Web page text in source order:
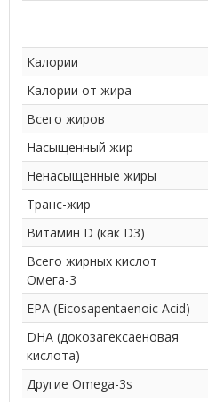
Калории
Калории от жира
Всего жиров
Насыщенный жир
Ненасыщенные жиры
Транс-жир
Витамин D (как D3)
Всего жирных кислот
Омега-3
EPA (Eicosapentaenoic Acid)
DHA (докозагексаеновая
кислота)
Другие Omega-3s